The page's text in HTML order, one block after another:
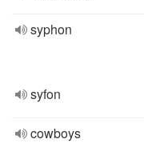
syphon
syfon
cowboys